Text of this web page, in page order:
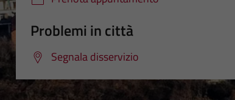
Problemi in città
Segnala disservizio